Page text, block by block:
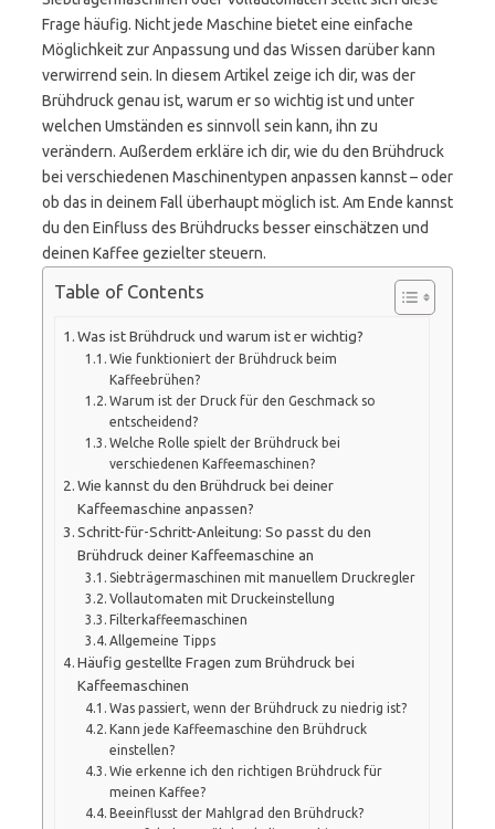
Frage häufig. Nicht jede Maschine bietet eine einfache
Möglichkeit zur Anpassung und das Wissen darüber kann
verwirrend sein. In diesem Artikel zeige ich dir, was der
Brühdruck genau ist, warum er so wichtig ist und unter
welchen Umständen es sinnvoll sein kann, ihn zu
verändern. Außerdem erkläre ich dir, wie du den Brühdruck
bei verschiedenen Maschinentypen anpassen kannst – oder
ob das in deinem Fall überhaupt möglich ist. Am Ende kannst
du den Einfluss des Brühdrucks besser einschätzen und
deinen Kaffee gezielter steuern.
Table of Contents
Was ist Brühdruck und warum ist er wichtig?
Wie funktioniert der Brühdruck beim
Kaffeebrühen?
Warum ist der Druck für den Geschmack so
entscheidend?
Welche Rolle spielt der Brühdruck bei
verschiedenen Kaffeemaschinen?
Wie kannst du den Brühdruck bei deiner
Kaffeemaschine anpassen?
Schritt-für-Schritt-Anleitung: So passt du den
Brühdruck deiner Kaffeemaschine an
Siebträgermaschinen mit manuellem Druckregler
Vollautomaten mit Druckeinstellung
Filterkaffeemaschinen
Allgemeine Tipps
Häufig gestellte Fragen zum Brühdruck bei
Kaffeemaschinen
Was passiert, wenn der Brühdruck zu niedrig ist?
Kann jede Kaffeemaschine den Brühdruck
einstellen?
Wie erkenne ich den richtigen Brühdruck für
meinen Kaffee?
Beeinflusst der Mahlgrad den Brühdruck?